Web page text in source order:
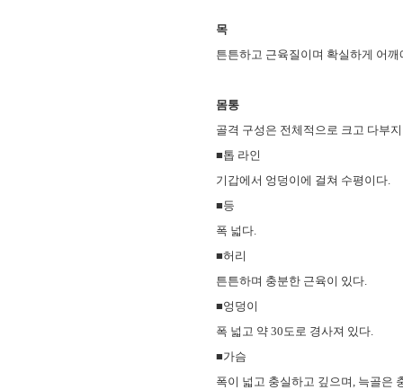
목
튼튼하고 근육질이며 확실하게 어
몸통
골격 구성은 전체적으로 크고 다부
■톱 라인
기갑에서 엉덩이에 걸쳐 수평이다.
■등
폭 넓다.
■허리
튼튼하며 충분한 근육이 있다.
■엉덩이
폭 넓고 약 30도로 경사져 있다.
■가슴
폭이 넓고 충실하고 깊으며, 늑골은